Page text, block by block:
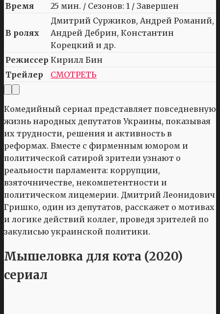
Время
25 мин. / Сезонов: 1 / Завершен
В ролях
Дмитрий Суржиков, Андрей Романий,
Андрей Дебрин, Константин
Корецкий и др.
Режиссер Кирилл Бин
Трейлер
СМОТРЕТЬ
Комедийный сериал представляет повседневную
жизнь народных депутатов Украины, показывая
их трудности, решения и активность в
реформах. Вместе с фирменным юмором и
политической сатирой зрители узнают о
реальности парламента: коррупции,
взяточничестве, некомпетентности и
политическом лицемерии. Дмитрий Леонидович
Гришко, один из депутатов, расскажет о мотивах
и логике действий коллег, проведя зрителей по
закулисью украинской политики.
Мышеловка для кота (2020)
сериал